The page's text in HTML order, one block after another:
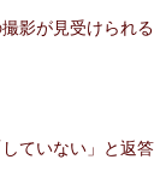
影が見受けられる
ていない」と返答